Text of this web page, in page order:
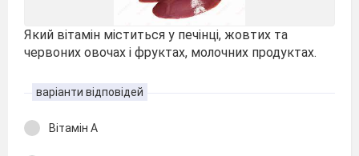
Який вітамін міститься у печінці, жовтих та
червоних овочах і фруктах, молочних продуктах.
варіанти відповідей
Вітамін А